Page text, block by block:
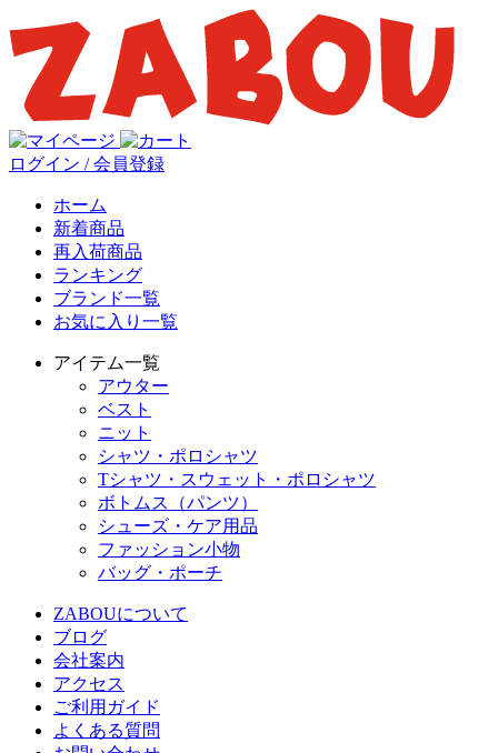
ログイン / 会員登録
ホーム
新着商品
再入荷商品
ランキング
ブランド一覧
お気に入り一覧
アイテム一覧
アウター
ベスト
ニット
シャツ・ポロシャツ
Tシャツ・スウェット・ポロシャツ
ボトムス（パンツ）
シューズ・ケア用品
ファッション小物
バッグ・ポーチ
ZABOUについて
ブログ
会社案内
アクセス
ご利用ガイド
よくある質問